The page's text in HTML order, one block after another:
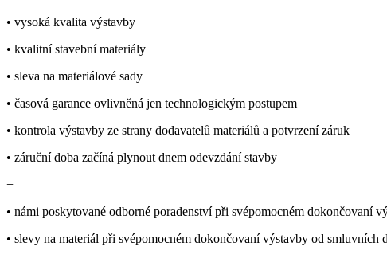
• vysoká kvalita výstavby
• kvalitní stavební materiály
• sleva na materiálové sady
• časová garance ovlivněná jen technologickým postupem
• kontrola výstavby ze strany dodavatelů materiálů a potvrzení záruk
• záruční doba začíná plynout dnem odevzdání stavby
+
• námi poskytované odborné poradenství při svépomocném dokončovaní
• slevy na materiál při svépomocném dokončovaní výstavby od smluvních